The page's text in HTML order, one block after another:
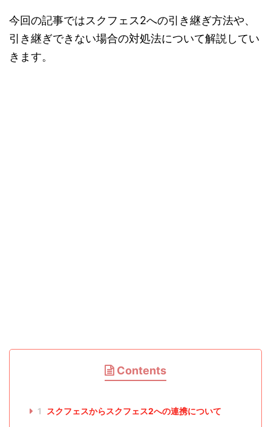
今回の記事ではスクフェス2への引き継ぎ方法や、
引き継ぎできない場合の対処法について解説してい
きます。
Contents
1 スクフェスからスクフェス2への連携について